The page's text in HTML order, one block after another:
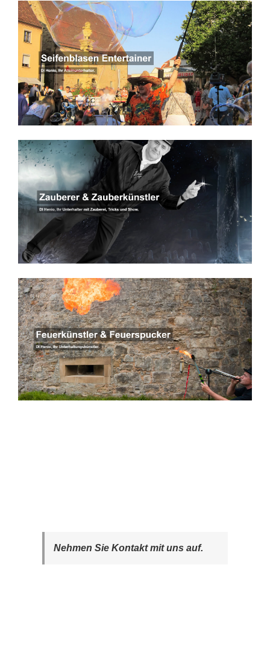
Nehmen Sie Kontakt mit uns auf.